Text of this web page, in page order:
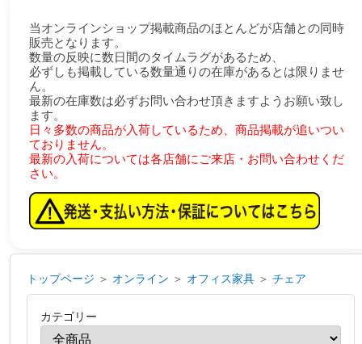
当オンラインショップ掲載商品のほとんどが店舗との同時
販売となります。
数量の反映に数日間のタイムラグがあるため、
必ずしも掲載している数量通りの在庫があるとは限りませ
ん。
最新の在庫数は必ずお問い合わせ頂きますようお願い致し
ます。
日々多数の商品が入荷しているため、商品掲載が追いつい
ておりません。
最新の入荷については各店舗にご来店・お問い合わせくだ
さい。
トップページ ＞ オンライン ＞ オフィス家具 ＞ チェア
カテゴリー